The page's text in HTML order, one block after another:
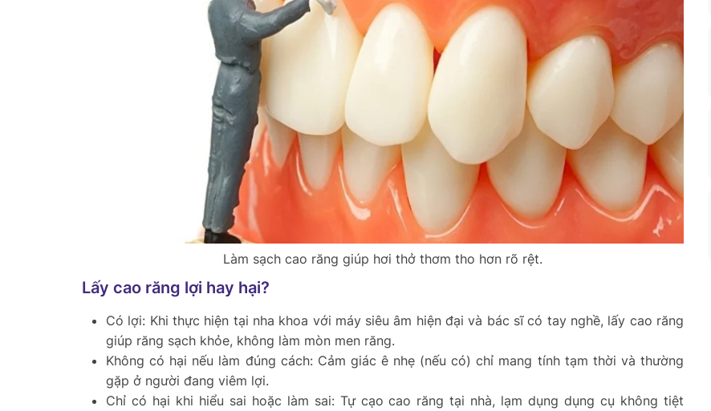
Làm sạch cao răng giúp hơi thở thơm tho hơn rõ rệt.
Lấy cao răng lợi hay hại?
Có lợi: Khi thực hiện tại nha khoa với máy siêu âm hiện đại và bác sĩ có tay nghề, lấy cao răng
giúp răng sạch khỏe, không làm mòn men răng.
Không có hại nếu làm đúng cách: Cảm giác ê nhẹ (nếu có) chỉ mang tính tạm thời và thường
gặp ở người đang viêm lợi.
Chỉ có hại khi hiểu sai hoặc làm sai: Tự cạo cao răng tại nhà, lạm dụng dụng cụ không tiệt